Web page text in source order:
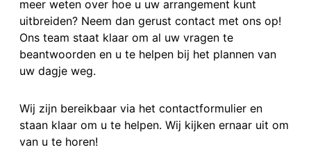
meer weten over hoe u uw arrangement kunt
uitbreiden? Neem dan gerust contact met ons op!
Ons team staat klaar om al uw vragen te
beantwoorden en u te helpen bij het plannen van
uw dagje weg.
Wij zijn bereikbaar via het contactformulier en
staan klaar om u te helpen. Wij kijken ernaar uit om
van u te horen!